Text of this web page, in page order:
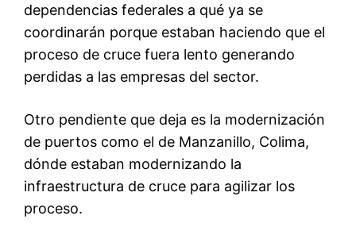
dependencias federales a qué ya se
coordinarán porque estaban haciendo que el
proceso de cruce fuera lento generando
perdidas a las empresas del sector.
Otro pendiente que deja es la modernización
de puertos como el de Manzanillo, Colima,
dónde estaban modernizando la
infraestructura de cruce para agilizar los
proceso.